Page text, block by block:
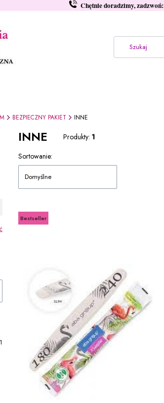
Chętnie doradzimy, zadzwoń:
BEZPIECZNY PAKIET INNE
1
INNE Produkty: 1
Lista produktów
Sortowanie:
Domyślne
Bestseller